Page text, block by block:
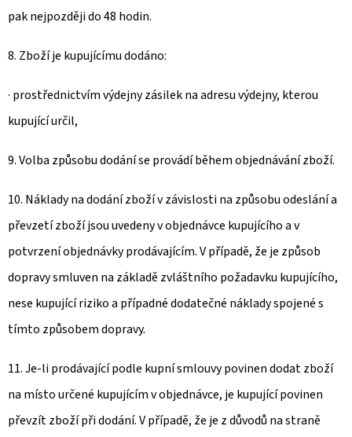
pak nejpozději do 48 hodin.
8. Zboží je kupujícímu dodáno:
· prostřednictvím výdejny zásilek na adresu výdejny, kterou
kupující určil,
9. Volba způsobu dodání se provádí během objednávání zboží.
10. Náklady na dodání zboží v závislosti na způsobu odeslání a
převzetí zboží jsou uvedeny v objednávce kupujícího a v
potvrzení objednávky prodávajícím. V případě, že je způsob
dopravy smluven na základě zvláštního požadavku kupujícího,
nese kupující riziko a případné dodatečné náklady spojené s
tímto způsobem dopravy.
11. Je-li prodávající podle kupní smlouvy povinen dodat zboží
na místo určené kupujícím v objednávce, je kupující povinen
převzít zboží při dodání. V případě, že je z důvodů na straně